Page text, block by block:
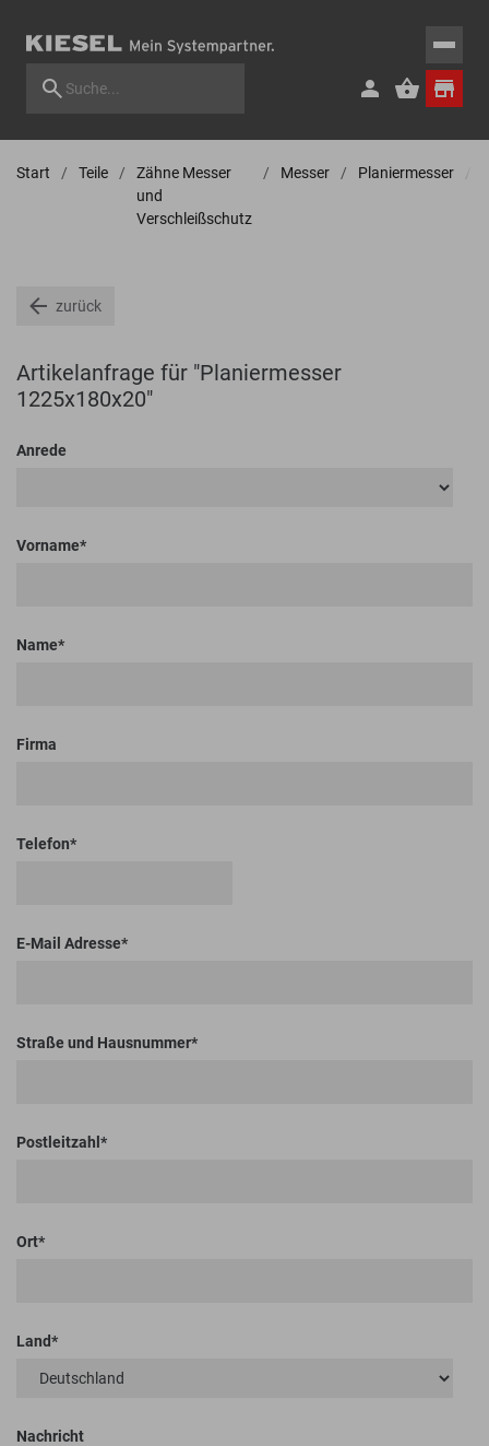
Start Teile
Zähne Messer
und
Verschleißschutz
Messer Planiermesser
zurück
Artikelanfrage für "Planiermesser
1225x180x20"
Anrede
Vorname
Name
Firma
Telefon
E-Mail Adresse
Straße und Hausnummer
Postleitzahl
Ort
Land
Nachricht